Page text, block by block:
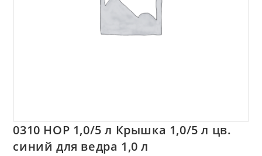
0310 HOP 1,0/5 л Крышка 1,0/5 л цв.
синий для ведра 1,0 л